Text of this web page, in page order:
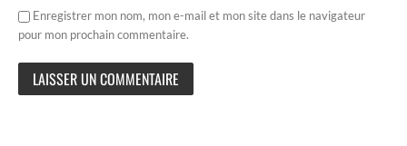
Enregistrer mon nom, mon e-mail et mon site dans le navigateur
pour mon prochain commentaire.